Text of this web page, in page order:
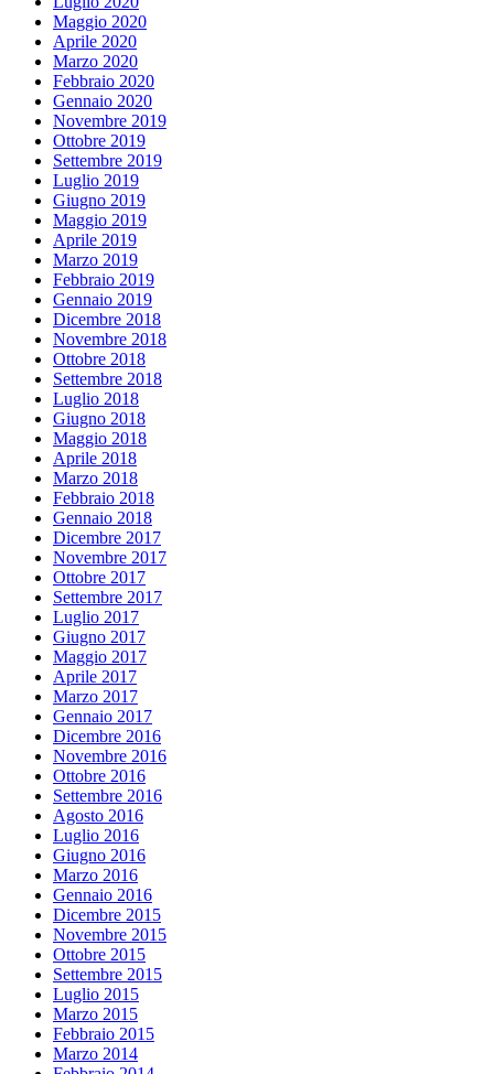
Maggio 2020
Aprile 2020
Marzo 2020
Febbraio 2020
Gennaio 2020
Novembre 2019
Ottobre 2019
Settembre 2019
Luglio 2019
Giugno 2019
Maggio 2019
Aprile 2019
Marzo 2019
Febbraio 2019
Gennaio 2019
Dicembre 2018
Novembre 2018
Ottobre 2018
Settembre 2018
Luglio 2018
Giugno 2018
Maggio 2018
Aprile 2018
Marzo 2018
Febbraio 2018
Gennaio 2018
Dicembre 2017
Novembre 2017
Ottobre 2017
Settembre 2017
Luglio 2017
Giugno 2017
Maggio 2017
Aprile 2017
Marzo 2017
Gennaio 2017
Dicembre 2016
Novembre 2016
Ottobre 2016
Settembre 2016
Agosto 2016
Luglio 2016
Giugno 2016
Marzo 2016
Gennaio 2016
Dicembre 2015
Novembre 2015
Ottobre 2015
Settembre 2015
Luglio 2015
Marzo 2015
Febbraio 2015
Marzo 2014